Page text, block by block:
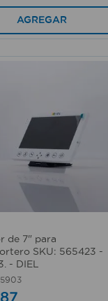
AGREGAR
de 7" para
SKU: 565423 -
- DIEL
87